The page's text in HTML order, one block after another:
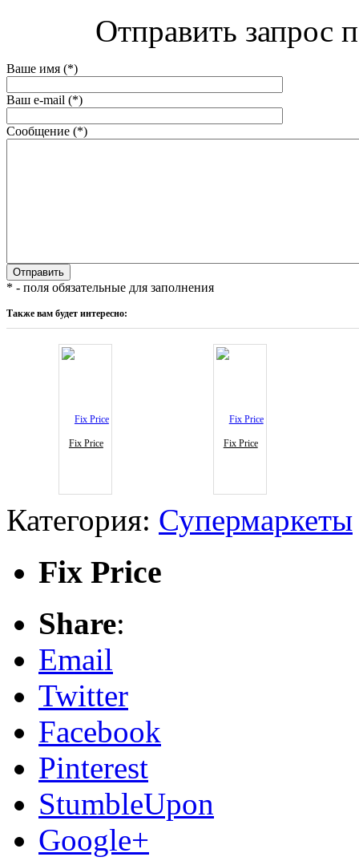
Отправить запрос
Ваше имя (*)
Ваш e-mail (*)
Сообщение (*)
* - поля обязательные для заполнения
Также вам будет интересно:
Fix Price Fix Price
Категория: Супермаркеты
Fix Price
Share:
Email
Twitter
Facebook
Pinterest
StumbleUpon
Google+